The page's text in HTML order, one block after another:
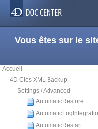
Vous êtes sur le
Accueil
4D Clés XML Backup
Settings / Advanced
AutomaticRestore
AutomaticRestart